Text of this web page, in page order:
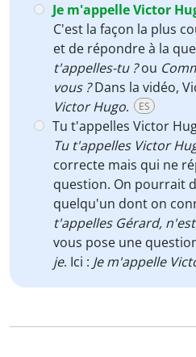
Je m'appelle Victor
C'est la façon la plus
et de répondre à la
t'appelles-tu ?ou
vous ?Dans la vidéo,
Victor Hugo. ES
Tu t'appelles Victor
Tu t'appelles Victor
correcte mais qui ne
question. On pourrait
quelqu'un dont on
t'appelles Gérard,
vous pose une
je. Ici : Je m'appelle